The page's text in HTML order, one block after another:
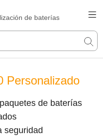
de baterías
Personalizado
de baterías
seguridad